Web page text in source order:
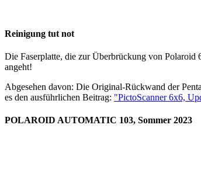
Reinigung tut not
Die Faserplatte, die zur Überbrückung von Polaroid
angeht!
Abgesehen davon: Die Original-Rückwand der
es den ausführlichen Beitrag: "PictoScanner 6x6,
POLAROID AUTOMATIC 103, Sommer 2023